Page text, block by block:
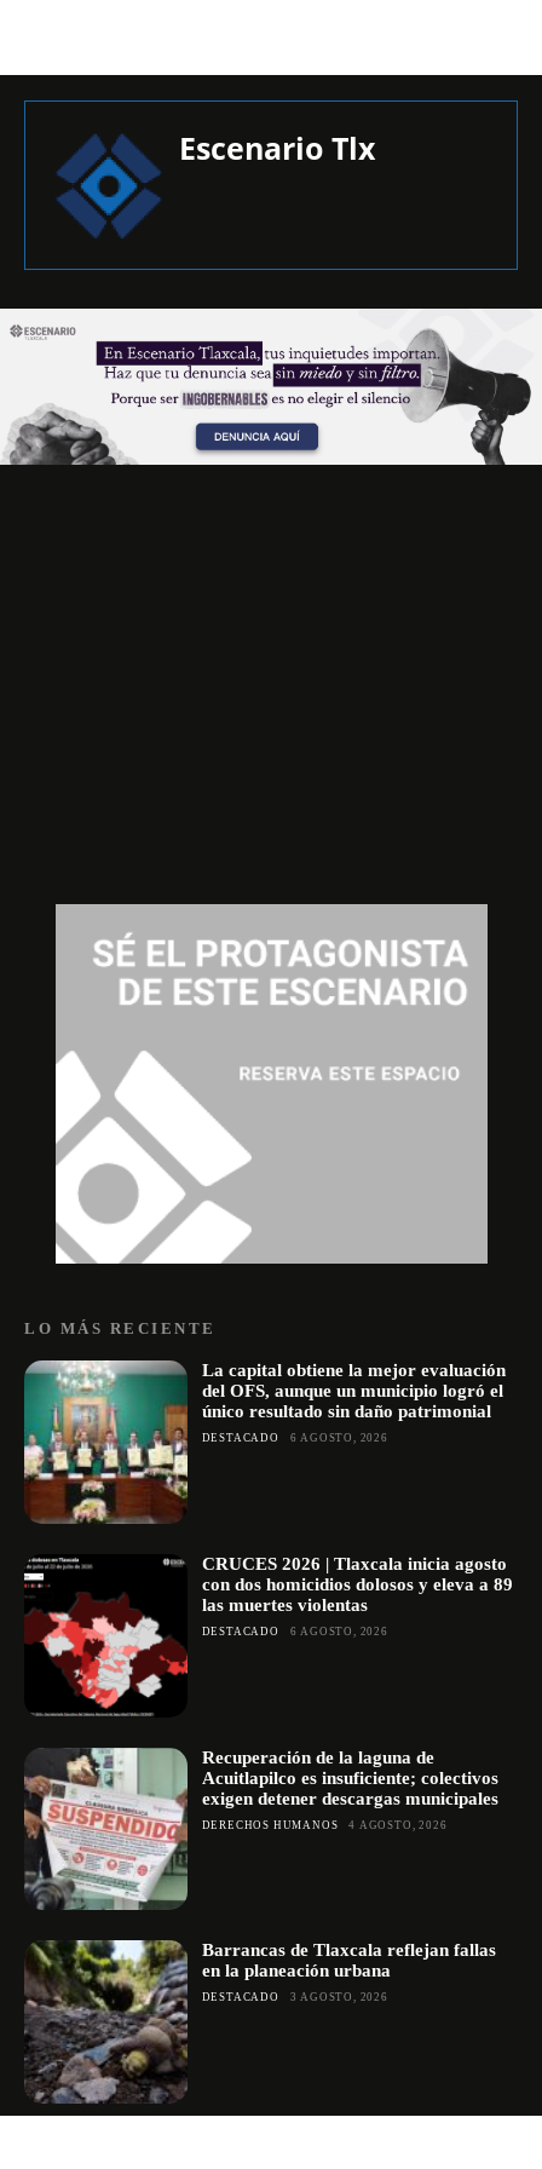
Escenario Tlx
LO MÁS RECIENTE
La capital obtiene la mejor evaluación
del OFS, aunque un municipio logró el
único resultado sin daño patrimonial
DESTACADO 6 AGOSTO, 2026
CRUCES 2026 | Tlaxcala inicia agosto
con dos homicidios dolosos y eleva a 89
las muertes violentas
DESTACADO 6 AGOSTO, 2026
Recuperación de la laguna de
Acuitlapilco es insuficiente; colectivos
exigen detener descargas municipales
DERECHOS HUMANOS 4 AGOSTO, 2026
Barrancas de Tlaxcala reflejan fallas
en la planeación urbana
DESTACADO 3 AGOSTO, 2026